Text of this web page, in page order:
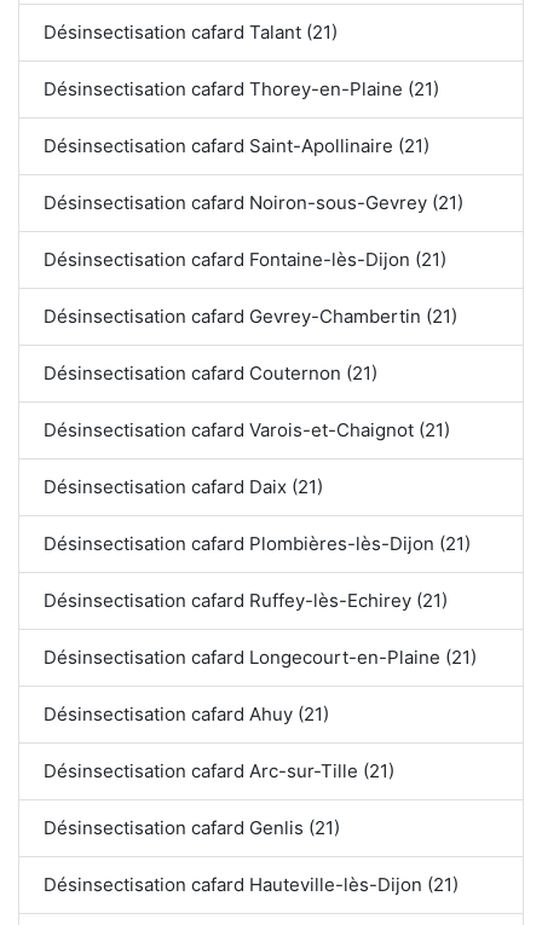
Désinsectisation cafard Talant (21)
Désinsectisation cafard Thorey-en-Plaine (21)
Désinsectisation cafard Saint-Apollinaire (21)
Désinsectisation cafard Noiron-sous-Gevrey (21)
Désinsectisation cafard Fontaine-lès-Dijon (21)
Désinsectisation cafard Gevrey-Chambertin (21)
Désinsectisation cafard Couternon (21)
Désinsectisation cafard Varois-et-Chaignot (21)
Désinsectisation cafard Daix (21)
Désinsectisation cafard Plombières-lès-Dijon (21)
Désinsectisation cafard Ruffey-lès-Echirey (21)
Désinsectisation cafard Longecourt-en-Plaine (21)
Désinsectisation cafard Ahuy (21)
Désinsectisation cafard Arc-sur-Tille (21)
Désinsectisation cafard Genlis (21)
Désinsectisation cafard Hauteville-lès-Dijon (21)